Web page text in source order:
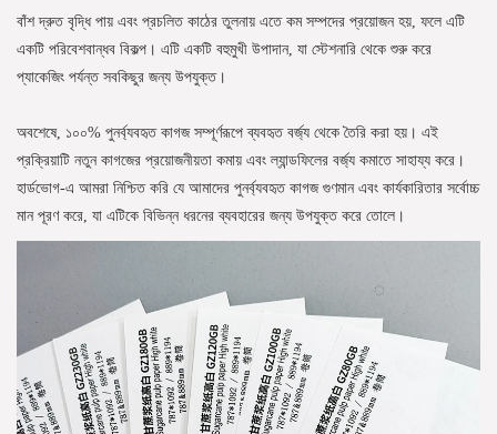
বাঁশ দ্রুত বৃদ্ধি পায় এবং প্রচলিত কাঠের তুলনায় এতে কম সম্পদের প্রয়োজন হয়, ফলে এটি
একটি পরিবেশবান্ধব বিকল্প। এটি একটি বহুমুখী উপাদান, যা স্টেশনারি থেকে শুরু করে
প্যাকেজিং পর্যন্ত সবকিছুর জন্য উপযুক্ত।
অবশেষে, ১০০% পুনর্ব্যবহৃত কাগজ সম্পূর্ণরূপে ব্যবহৃত বর্জ্য থেকে তৈরি করা হয়। এই
প্রক্রিয়াটি নতুন কাগজের প্রয়োজনীয়তা কমায় এবং ল্যান্ডফিলের বর্জ্য কমাতে সাহায্য করে।
হার্ডভোগ-এ আমরা নিশ্চিত করি যে আমাদের পুনর্ব্যবহৃত কাগজ গুণমান এবং কার্যকারিতার সর্বোচ্চ
মান পূরণ করে, যা এটিকে বিভিন্ন ধরনের ব্যবহারের জন্য উপযুক্ত করে তোলে।